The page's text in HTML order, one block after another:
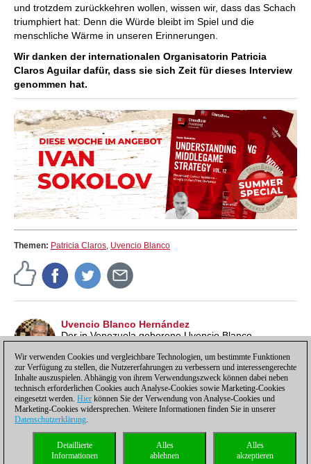
und trotzdem zurückkehren wollen, wissen wir, dass das Schach
triumphiert hat: Denn die Würde bleibt im Spiel und die
menschliche Wärme in unseren Erinnerungen.
Wir danken der internationalen Organisatorin Patricia
Claros Aguilar dafür, dass sie sich Zeit für dieses Interview
genommen hat.
Themen: Patricia Claros Uvencio Blanco
Uvencio Blanco Hernández
Der in Venezuela geborene Uvencio Blanco
und -Organisator. Er ist Mitglied der Kommission
"Schach in der Bildung" der FIDE.
Datenschutzhinweis| Kontakt| |Lizenzen
Compliance Hotline|
Wir verwenden Cookies und vergleichbare Technologien, um bestimmte Funktionen
zur Verfügung zu stellen, die Nutzererfahrungen zu verbessern und interessengerechte
Inhalte auszuspielen. Abhängig von ihrem Verwendungszweck können dabei neben
technisch erforderlichen Cookies auch Analyse-Cookies sowie Marketing-Cookies
eingesetzt werden. Hier können Sie der Verwendung von Analyse-Cookies und
Marketing-Cookies widersprechen. Weitere Informationen finden Sie in unserer
Datenschutzerklärung.
Alles
akzeptieren
Alles
ablehnen
Detaillierte
Informationen